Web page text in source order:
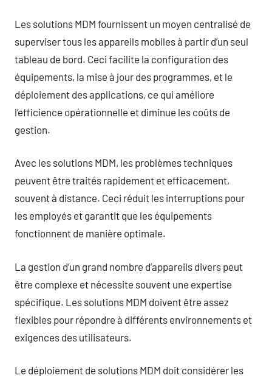
Les solutions MDM fournissent un moyen centralisé de
superviser tous les appareils mobiles à partir d’un seul
tableau de bord. Ceci facilite la configuration des
équipements, la mise à jour des programmes, et le
déploiement des applications, ce qui améliore
l’efficience opérationnelle et diminue les coûts de
gestion.
Avec les solutions MDM, les problèmes techniques
peuvent être traités rapidement et efficacement,
souvent à distance. Ceci réduit les interruptions pour
les employés et garantit que les équipements
fonctionnent de manière optimale.
La gestion d’un grand nombre d’appareils divers peut
être complexe et nécessite souvent une expertise
spécifique. Les solutions MDM doivent être assez
flexibles pour répondre à différents environnements et
exigences des utilisateurs.
Le déploiement de solutions MDM doit considérer les